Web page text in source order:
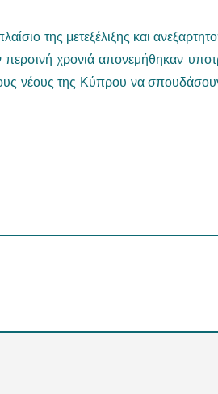
της μετεξέλιξης και
χρονιά απονεμήθηκαν
νέους της Κύπρου να